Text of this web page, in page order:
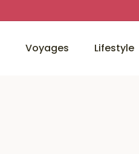
Voyages Lifestyle